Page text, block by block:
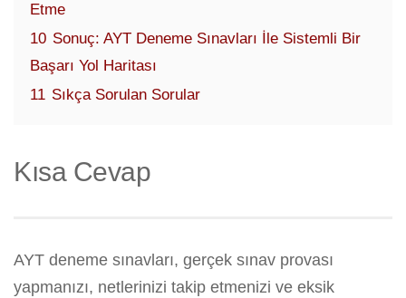
Etme
10 Sonuç: AYT Deneme Sınavları İle Sistemli Bir
Başarı Yol Haritası
11 Sıkça Sorulan Sorular
Kısa Cevap
AYT deneme sınavları, gerçek sınav provası
yapmanızı, netlerinizi takip etmenizi ve eksik